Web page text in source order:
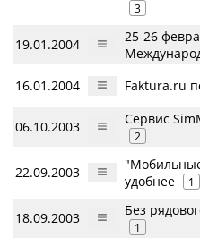
3
19.01.2004
25-26
16.01.2004 Faktura.ru
06.10.2003 Сервис
2
22.09.2003
удобнее
1
18.09.2003 Без
1